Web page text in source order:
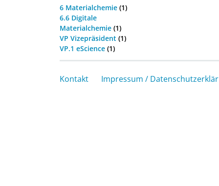
6 Materialchemie (1)
6.6 Digitale
Materialchemie (1)
VP Vizepräsident (1)
VP.1 eScience (1)
Kontakt Impressum /